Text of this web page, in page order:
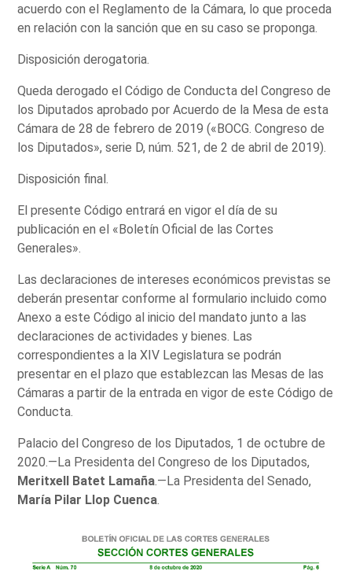
acuerdo con el Reglamento de la Cámara, lo que proceda
en relación con la sanción que en su caso se proponga.
Disposición derogatoria.
Queda derogado el Código de Conducta del Congreso de
los Diputados aprobado por Acuerdo de la Mesa de esta
Cámara de 28 de febrero de 2019 («BOCG. Congreso de
los Diputados», serie D, núm. 521, de 2 de abril de 2019).
Disposición final.
El presente Código entrará en vigor el día de su
publicación en el «Boletín Oficial de las Cortes
Generales».
Las declaraciones de intereses económicos previstas se
deberán presentar conforme al formulario incluido como
Anexo a este Código al inicio del mandato junto a las
declaraciones de actividades y bienes. Las
correspondientes a la XIV Legislatura se podrán
presentar en el plazo que establezcan las Mesas de las
Cámaras a partir de la entrada en vigor de este Código de
Conducta.
Palacio del Congreso de los Diputados, 1 de octubre de
2020.—La Presidenta del Congreso de los Diputados,
Meritxell Batet Lamaña .—La Presidenta del Senado,
María Pilar Llop Cuenca